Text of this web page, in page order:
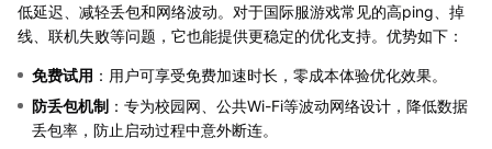
低延迟、减轻丢包和网络波动。对于国际服游戏常见的高ping、掉
线、联机失败等问题，它也能提供更稳定的优化支持。优势如下：
免费试用 ：用户可享受免费加速时长，零成本体验优化效果。
防丢包机制 ：专为校园网、公共Wi-Fi等波动网络设计，降低数据
丢包率，防止启动过程中意外断连。